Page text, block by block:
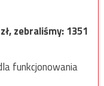
zł, zebraliśmy:1351
funkcjonowania